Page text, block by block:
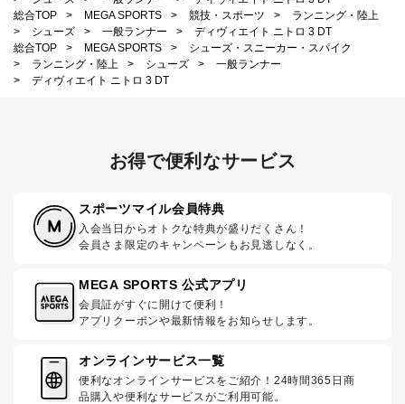
総合TOP
> MEGA SPORTS > 競技・スポーツ >
ランニング・陸上
>
シューズ > 一般ランナー >
ディヴィエイト ニトロ 3 DT
総合TOP
> MEGA SPORTS >
シューズ・スニーカー・スパイク
>
ランニング・陸上 > シューズ >
一般ランナー
>
ディヴィエイト ニトロ 3 DT
お得で便利なサービス
スポーツマイル会員特典
入会当日からオトクな特典が盛りだくさん！
会員さま限定のキャンペーンもお見逃しなく。
MEGA SPORTS 公式アプリ
会員証がすぐに開けて便利！
アプリクーポンや最新情報をお知らせします。
オンラインサービス一覧
便利なオンラインサービスをご紹介！24時間365日商
品購入や便利なサービスがご利用可能。